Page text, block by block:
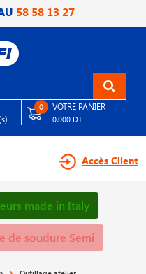
58 58 13 27
0 VOTRE PANIER
0.000 DT
Accès Client
made in Italy
de soudure Semi